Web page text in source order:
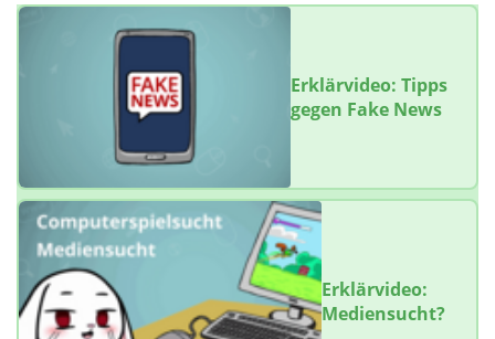
Erklärvideo: Tipps
gegen Fake News
Erklärvideo:
Mediensucht?